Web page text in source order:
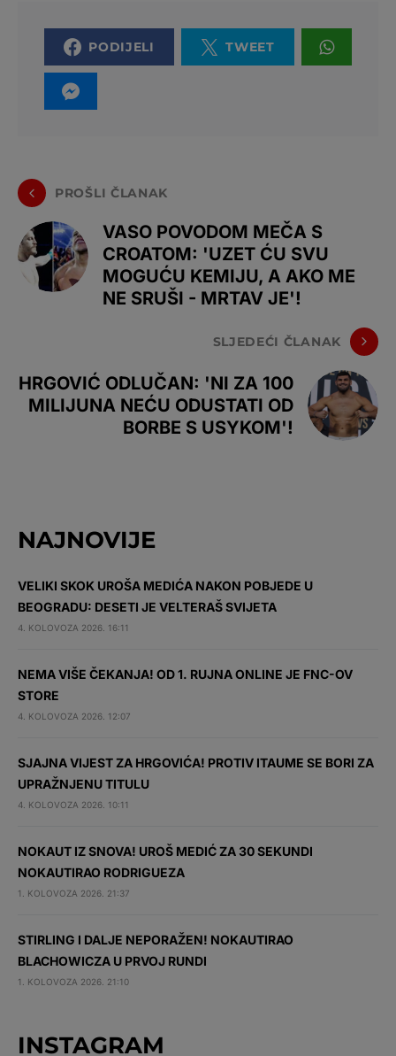
PODIJELI TWEET
PROŠLI ČLANAK
VASO POVODOM MEČA S
CROATOM: 'UZET ĆU SVU
MOGUĆU KEMIJU, A AKO ME
NE SRUŠI - MRTAV JE'!
SLJEDEĆI ČLANAK
HRGOVIĆ ODLUČAN: 'NI ZA 100
MILIJUNA NEĆU ODUSTATI OD
BORBE S USYKOM'!
NAJNOVIJE
VELIKI SKOK UROŠA MEDIĆA NAKON POBJEDE U
BEOGRADU: DESETI JE VELTERAŠ SVIJETA
4. KOLOVOZA 2026. 16:11
NEMA VIŠE ČEKANJA! OD 1. RUJNA ONLINE JE FNC-OV
STORE
4. KOLOVOZA 2026. 12:07
SJAJNA VIJEST ZA HRGOVIĆA! PROTIV ITAUME SE BORI ZA
UPRAŽNJENU TITULU
4. KOLOVOZA 2026. 10:11
NOKAUT IZ SNOVA! UROŠ MEDIĆ ZA 30 SEKUNDI
NOKAUTIRAO RODRIGUEZA
1. KOLOVOZA 2026. 21:37
STIRLING I DALJE NEPORAŽEN! NOKAUTIRAO
BLACHOWICZA U PRVOJ RUNDI
1. KOLOVOZA 2026. 21:10
INSTAGRAM